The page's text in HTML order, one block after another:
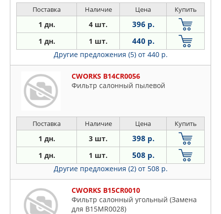
Поставка Наличие Цена Купить
1 дн. 4 шт. 396 р.
1 дн. 1 шт. 440 р.
Другие предложения (5) от 440 р.
CWORKS B14CR0056
Фильтр салонный пылевой
Поставка Наличие Цена Купить
1 дн. 3 шт. 398 р.
1 дн. 1 шт. 508 р.
Другие предложения (2) от 508 р.
CWORKS B15CR0010
Фильтр салонный угольный (Замена
для B15MR0028)